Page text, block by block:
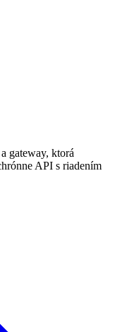
gateway, ktorá
API s riadením